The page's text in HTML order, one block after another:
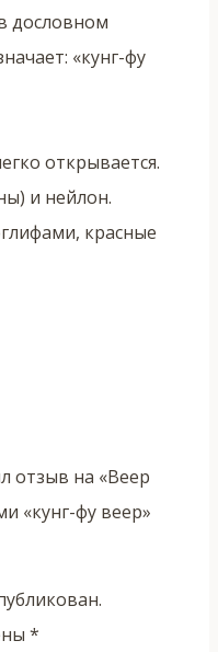
дословном
«кунг-фу
открывается.
и нейлон.
красные
отзыв на «Веер
«кунг-фу веер»
*